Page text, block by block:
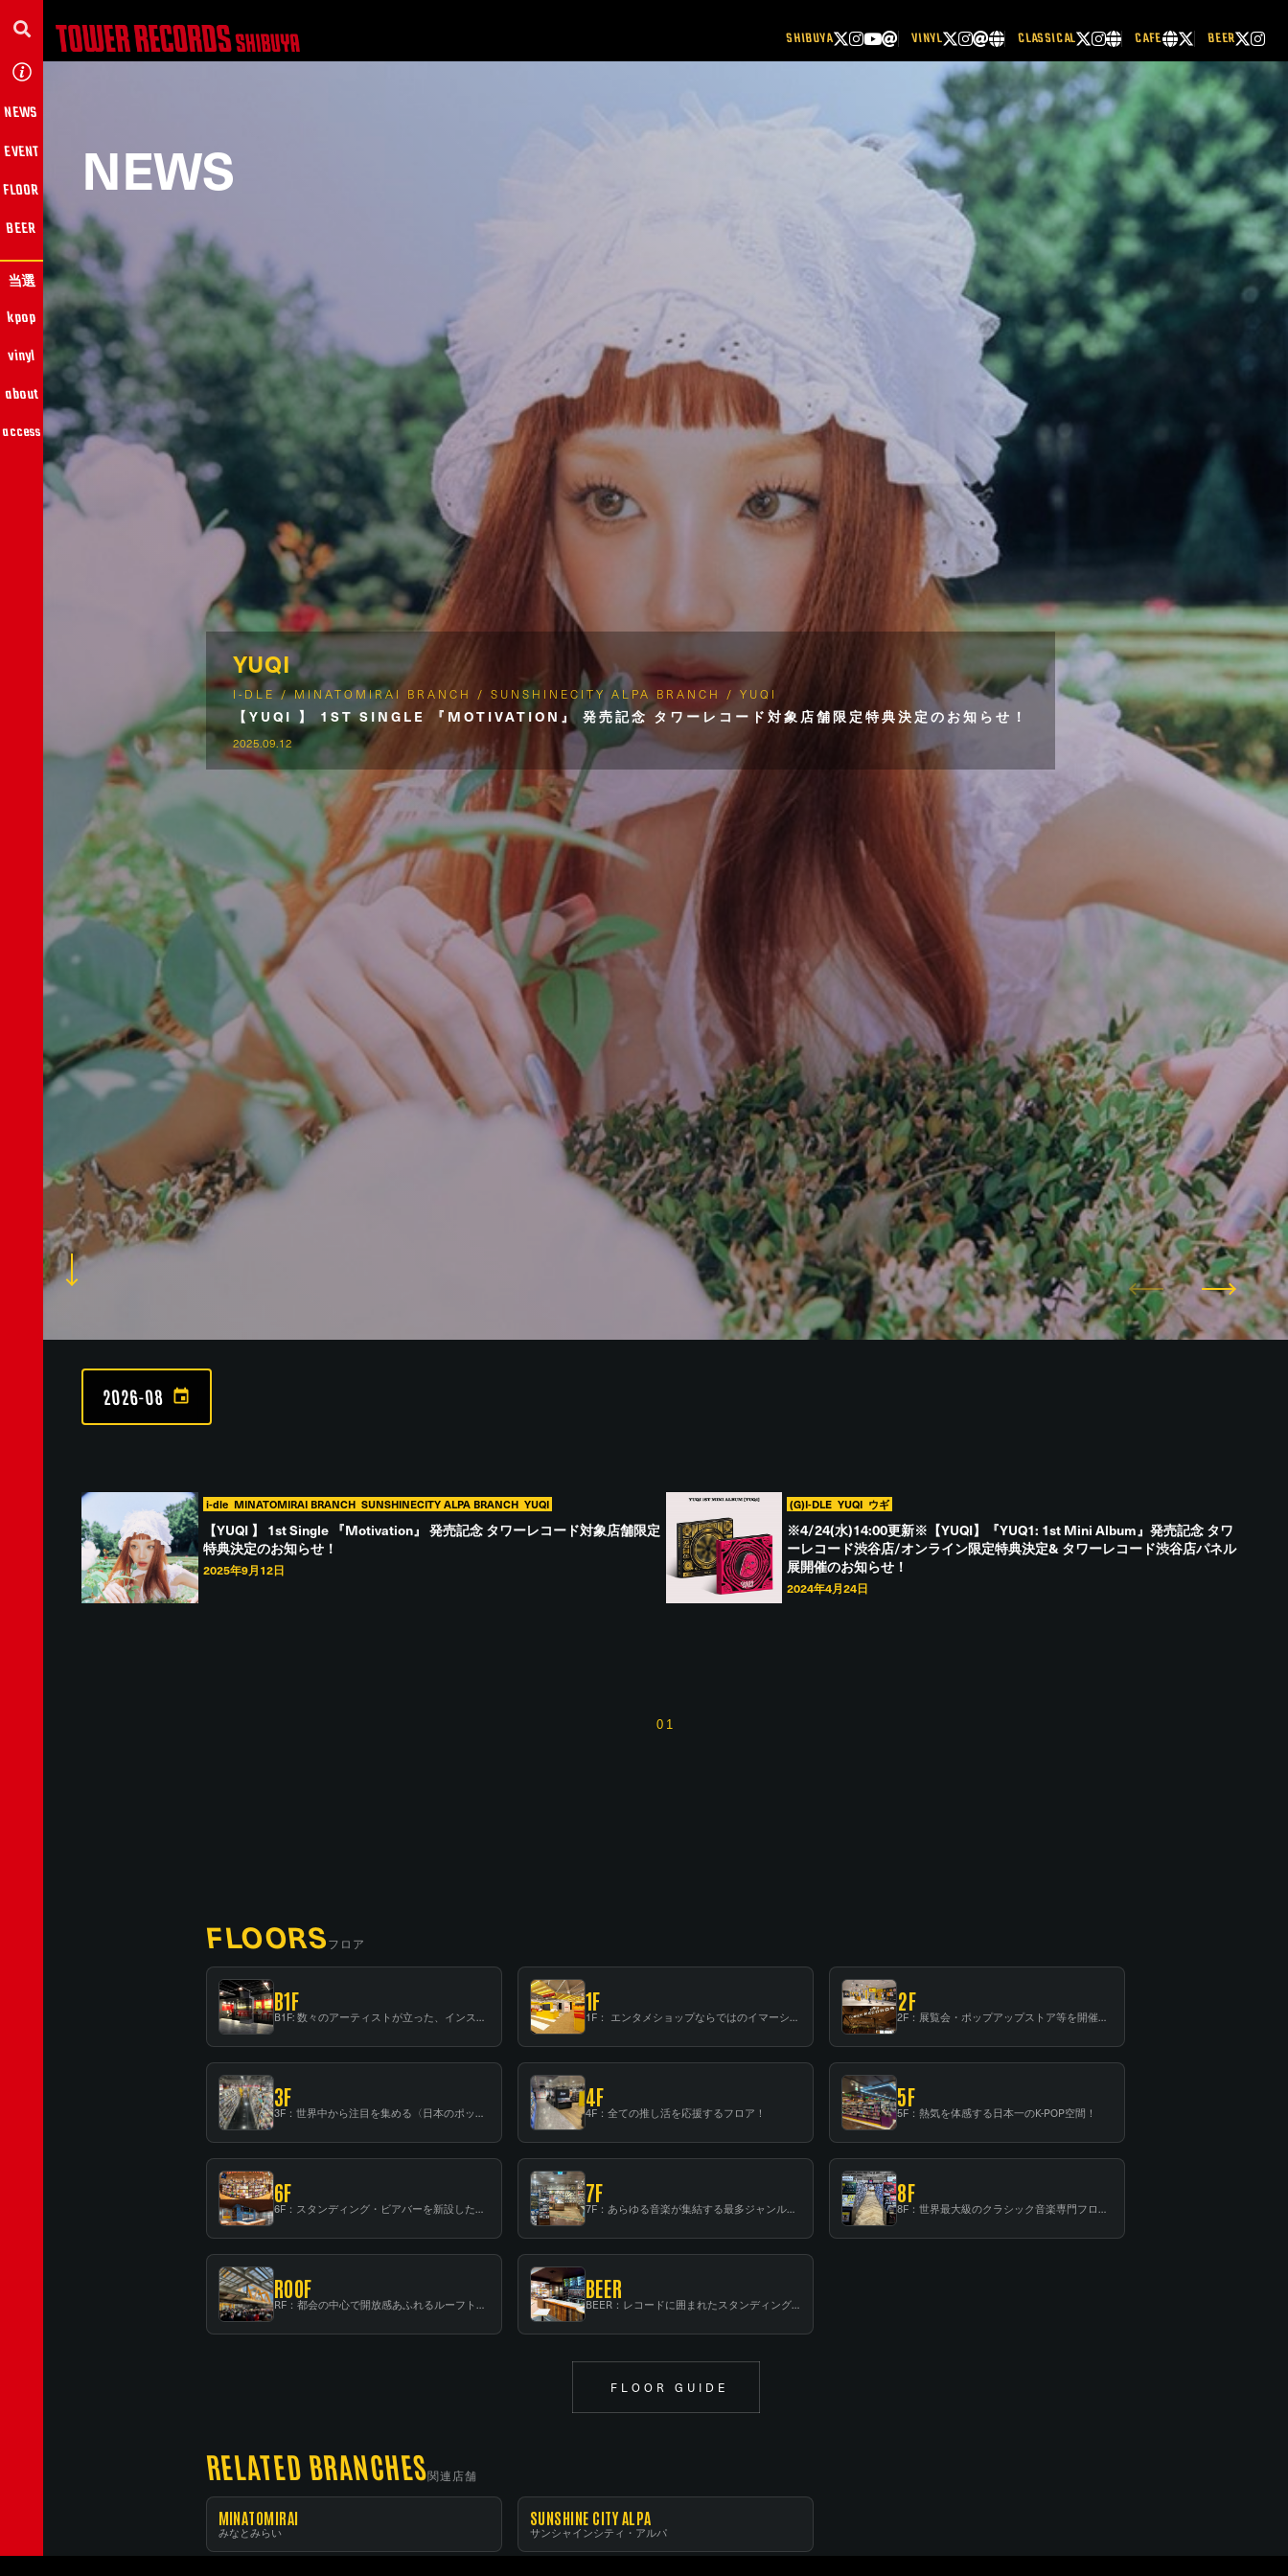
SHIBUYA VINYL CLASSICAL CAFE BEER
NEWS
EVENT
当選
FLOOR
BEER
kpop
vinyl
about
access
NEWS
YUQI
I-DLE / MINATOMIRAI BRANCH / SUNSHINECITY ALPA BRANCH / YUQI
【YUQI 】 1ST SINGLE 『MOTIVATION』 発売記念 タワーレコード対象店舗限定特典決定のお知らせ！
2025.09.12
2026-08
i-dle MINATOMIRAI BRANCH SUNSHINECITY ALPA BRANCH YUQI
【YUQI 】 1st Single 『Motivation』 発売記念 タワーレコード対象店舗限定
特典決定のお知らせ！
2025年9月12日
(G)I-DLE YUQI ウギ
※4/24(水)14:00更新※【YUQI】『YUQ1: 1st Mini Album』発売記念 タワ
ーレコード渋谷店/オンライン限定特典決定& タワーレコード渋谷店パネル
展開催のお知らせ！
2024年4月24日
01
FLOORSフロア
B1F
B1F: 数々のアーティストが立った、インストアイベントの聖地！
1F
1F： エンタメショップならではのイマーシブ空間
2F
2F：展覧会・ポップアップストア等を開催！大型催事スペース「TOWER SPACE SHIBUYA」
3F
3F：世界中から注目を集める〈日本のポップカルチャー〉の発信基地！
4F
4F：全ての推し活を応援するフロア！
5F
5F：熱気を体感する日本一のK-POP空間！
6F
6F：スタンディング・ビアバーを新設した日本最大規模のレコード専門フロア！
7F
7F：あらゆる音楽が集結する最多ジャンルフロア！
8F
8F：世界最大級のクラシック音楽専門フロア！
ROOF
RF：都会の中心で開放感あふれるルーフトップイベントスペース
BEER
BEER：レコードに囲まれたスタンディングバー
FLOOR GUIDE
RELATED BRANCHES関連店舗
MINATOMIRAI
みなとみらい
SUNSHINE CITY ALPA
サンシャインシティ・アルパ